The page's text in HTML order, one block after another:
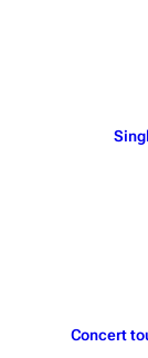
Song list
Concert